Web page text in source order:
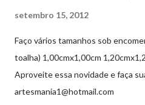
setembro 15, 2012
Faço vários tamanhos sob
toalha) 1,00cmx1,00cm
Aproveite essa novidade e faça
artesmania1@hotmail.com